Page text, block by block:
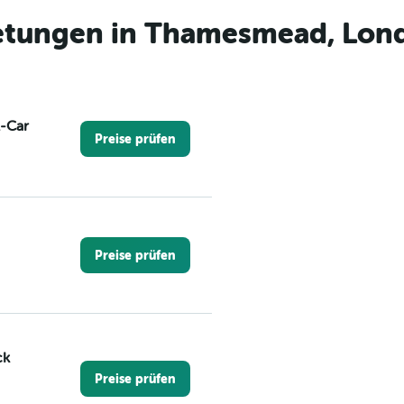
in Thamesmead,
Car
Preise prüfen
Preise prüfen
Preise prüfen